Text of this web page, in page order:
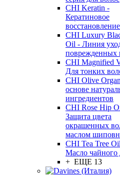
CHI Keratin -
Кератиновое
CHI Luxury
Oil - Линия
поврежденных
CHI Magnified
Для тонких
CHI Olive
основе
ингредиентов
CHI Rose Hip
Защита цвета
окрашенных
маслом
CHI Tea Tree
Масло чайного
+ ЕЩЕ 13